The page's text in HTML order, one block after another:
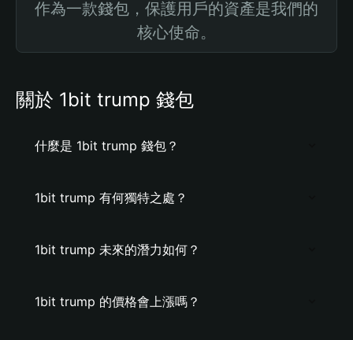
作為一款錢包，保護用戶的資產是我們的
核心使命。
關於 1bit trump 錢包
什麼是 1bit trump 錢包？
1bit trump 有何獨特之處？
1bit trump 未來的潛力如何？
1bit trump 的價格會上漲嗎？